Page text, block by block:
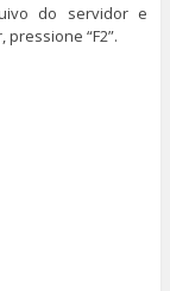
do servidor e
“F2”.